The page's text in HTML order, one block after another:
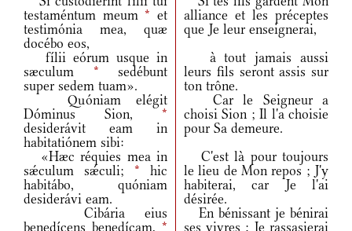
testaméntum meum* et
testimónia mea, quæ
docébo eos,
alliance et les préceptes
que Je leur enseignerai,
fílii eórum usque in
sæculum * sedébunt
super sedem tuam».
à tout jamais aussi
leurs fils seront assis sur
ton trône.
Quóniam elégit
Dóminus Sion, *
desiderávit eam in
habitatiónem sibi:
Car le Seigneur a
choisi Sion ; Il l'a choisie
pour Sa demeure.
«Hæc réquies mea in
sǽculum sǽculi; * hic
habitábo, quóniam
desiderávi eam.
C'est là pour toujours
le lieu de Mon repos ; J'y
habiterai, car Je l'ai
désirée.
Cibária eius
benedícens benedícam, *
En bénissant je bénirai
ses vivres ; Je rassasierai